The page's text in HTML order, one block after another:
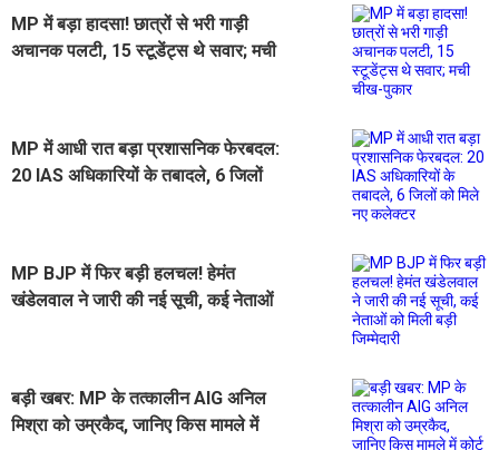
MP में बड़ा हादसा! छात्रों से भरी गाड़ी
अचानक पलटी, 15 स्टूडेंट्स थे सवार; मची
MP में आधी रात बड़ा प्रशासनिक फेरबदल:
20 IAS अधिकारियों के तबादले, 6 जिलों
MP BJP में फिर बड़ी हलचल! हेमंत
खंडेलवाल ने जारी की नई सूची, कई नेताओं
बड़ी खबर: MP के तत्कालीन AIG अनिल
मिश्रा को उम्रकैद, जानिए किस मामले में